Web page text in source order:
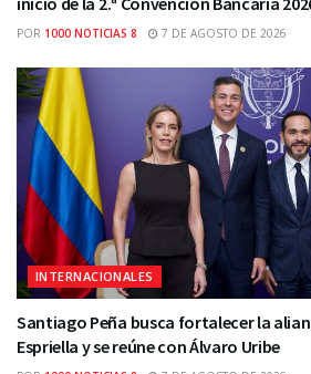
POR 1000 NOTICIAS 8 7 DE AGOSTO DE 2026
INTERNACIONALES
Santiago Peña busca fortalecer la
Espriella y se reúne con Álvaro Uribe